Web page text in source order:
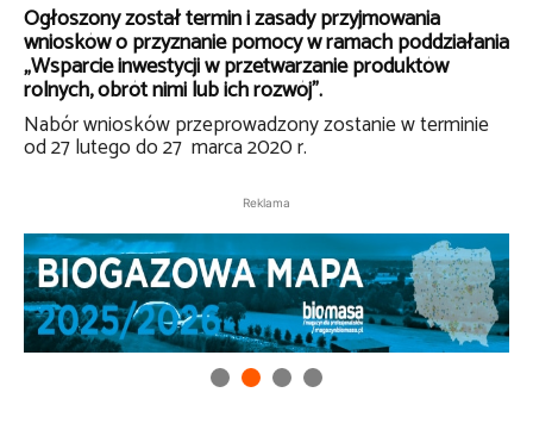
Ogłoszony został termin i zasady przyjmowania
wniosków o przyznanie pomocy w ramach poddziałania
„Wsparcie inwestycji w przetwarzanie produktów
rolnych, obrót nimi lub ich rozwój”.
Nabór wniosków przeprowadzony zostanie w terminie
od 27 lutego do 27 marca 2020 r.
Reklama